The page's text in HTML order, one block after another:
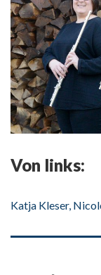
Von links:
Katja Kleser,